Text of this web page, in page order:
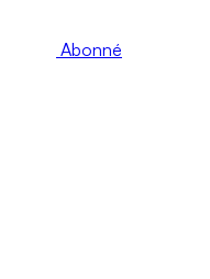
Abonné